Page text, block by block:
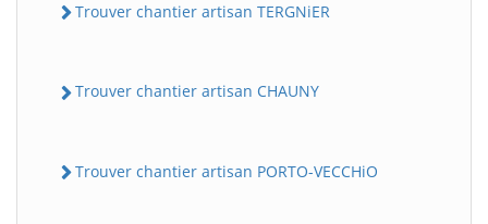
Trouver chantier artisan TERGNiER
Trouver chantier artisan CHAUNY
Trouver chantier artisan PORTO-VECCHiO